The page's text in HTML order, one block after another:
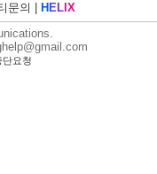
문의 H ELI X
단요청